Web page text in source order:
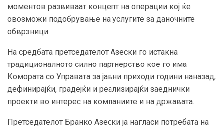
моментов развиваат концепт на операции кој ќе
овозможи подобрување на услугите за даночните
обврзници.
На средбата претседателот Азески го истакна
традиционалното силно партнерство кое го има
Комората со Управата за јавни приходи години наназад,
дефинирајќи, градејќи и реализирајќи заеднички
проекти во интерес на компаниите и на државата.
Претседателот Бранко Азески ја нагласи потребата на